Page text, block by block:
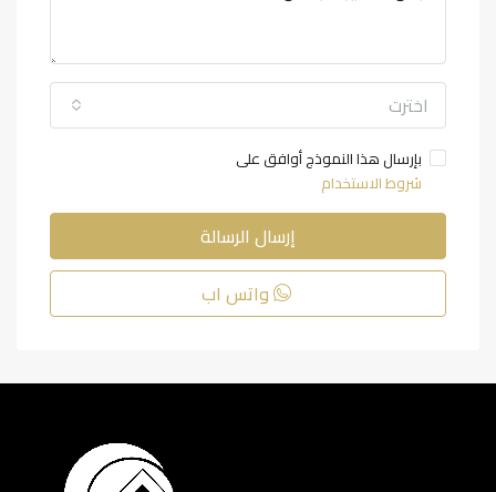
اخترت
بإرسال هذا النموذج أوافق على
شروط الاستخدام
إرسال الرسالة
واتس اب